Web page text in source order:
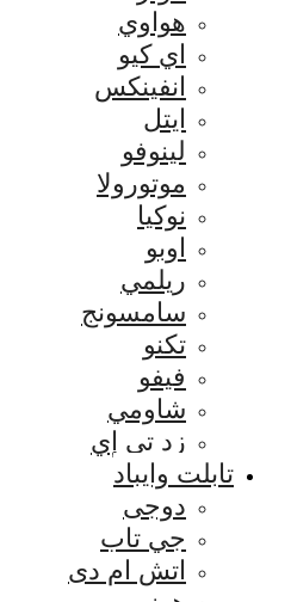
هواوي
اي كيو
انفينكس
ايتل
لينوفو
موتورولا
نوكيا
اوبو
ريلمي
سامسونج
تكنو
فيفو
شاومي
زد تي إي
تابلت وايباد
دوجى
جي تاب
اتش ام دى